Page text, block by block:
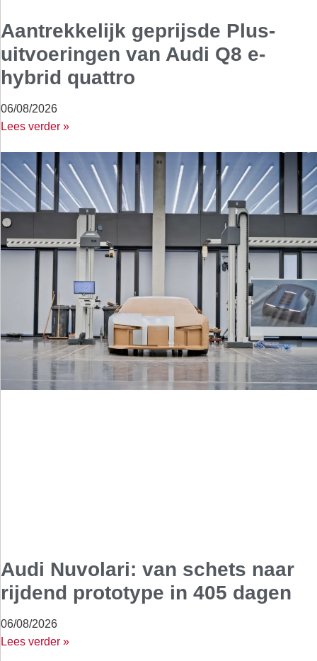
Aantrekkelijk geprijsde Plus-
uitvoeringen van Audi Q8 e-
hybrid quattro
06/08/2026
Lees verder »
Audi Nuvolari: van schets naar
rijdend prototype in 405 dagen
06/08/2026
Lees verder »